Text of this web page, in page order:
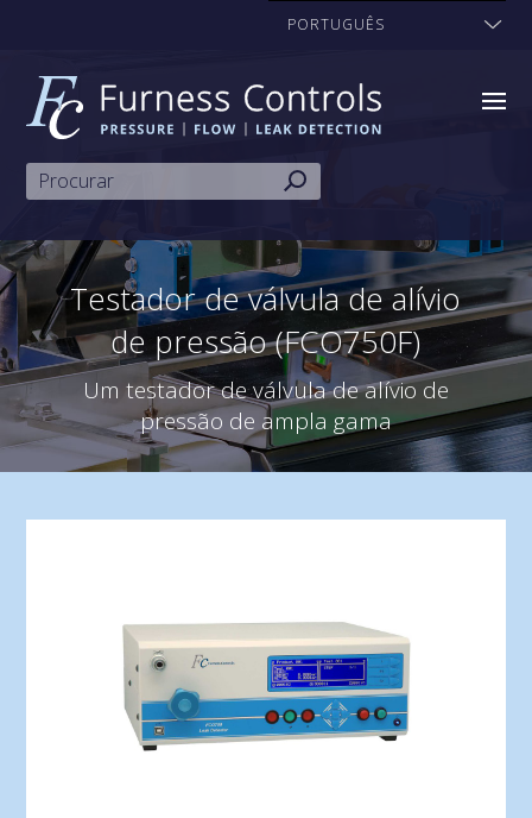
PORTUGUÊS
Testador de válvula de alívio
de pressão (FCO750F)
Um testador de válvula de alívio de
pressão de ampla gama